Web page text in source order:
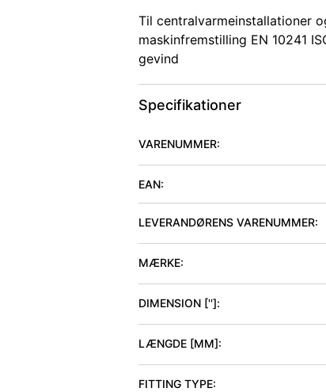
Til centralvarmeinstallationer
maskinfremstilling EN 10241
gevind
Specifikationer
VARENUMMER:
EAN:
LEVERANDØRENS VARENUMMER:
MÆRKE:
DIMENSION ['']:
LÆNGDE [MM]:
FITTING TYPE: